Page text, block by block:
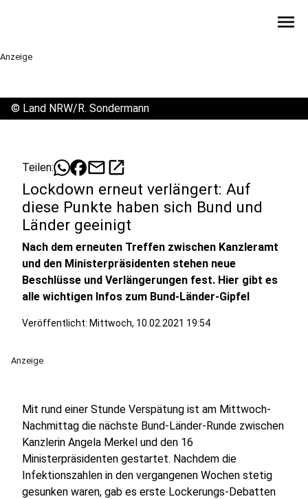
menu
Anzeige
© Land NRW/R. Sondermann
Teilen: mailopen_in_new
Lockdown erneut verlängert: Auf
diese Punkte haben sich Bund und
Länder geeinigt
Nach dem erneuten Treffen zwischen Kanzleramt
und den Ministerpräsidenten stehen neue
Beschlüsse und Verlängerungen fest. Hier gibt es
alle wichtigen Infos zum Bund-Länder-Gipfel
Veröffentlicht: Mittwoch, 10.02.2021 19:54
Anzeige
Mit rund einer Stunde Verspätung ist am Mittwoch-
Nachmittag die nächste Bund-Länder-Runde zwischen
Kanzlerin Angela Merkel und den 16
Ministerpräsidenten gestartet. Nachdem die
Infektionszahlen in den vergangenen Wochen stetig
gesunken waren, gab es erste Lockerungs-Debatten